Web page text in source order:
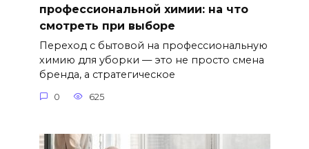
профессиональной химии: на что
смотреть при выборе
Переход с бытовой на профессиональную
химию для уборки — это не просто смена
бренда, а стратегическое
0 625